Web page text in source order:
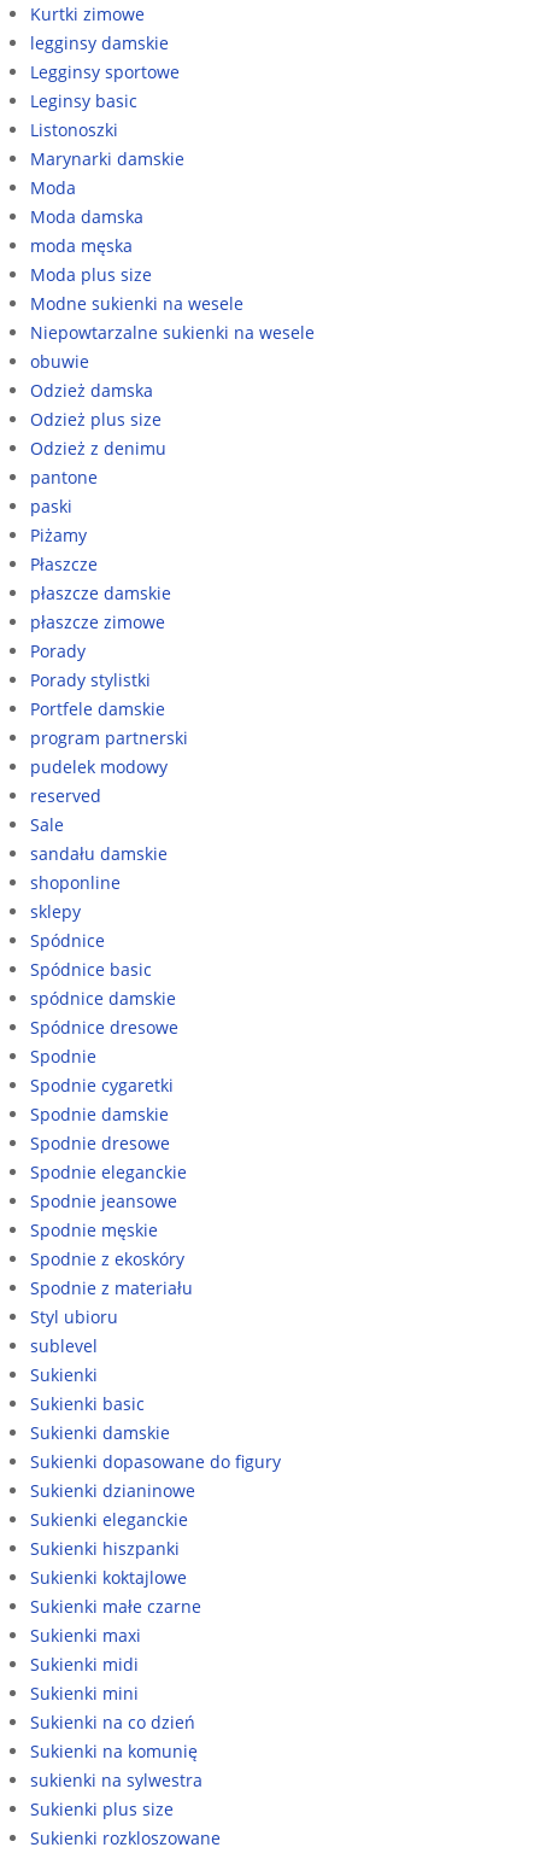
Kurtki zimowe
legginsy damskie
Legginsy sportowe
Leginsy basic
Listonoszki
Marynarki damskie
Moda
Moda damska
moda męska
Moda plus size
Modne sukienki na wesele
Niepowtarzalne sukienki na wesele
obuwie
Odzież damska
Odzież plus size
Odzież z denimu
pantone
paski
Piżamy
Płaszcze
płaszcze damskie
płaszcze zimowe
Porady
Porady stylistki
Portfele damskie
program partnerski
pudelek modowy
reserved
Sale
sandału damskie
shoponline
sklepy
Spódnice
Spódnice basic
spódnice damskie
Spódnice dresowe
Spodnie
Spodnie cygaretki
Spodnie damskie
Spodnie dresowe
Spodnie eleganckie
Spodnie jeansowe
Spodnie męskie
Spodnie z ekoskóry
Spodnie z materiału
Styl ubioru
sublevel
Sukienki
Sukienki basic
Sukienki damskie
Sukienki dopasowane do figury
Sukienki dzianinowe
Sukienki eleganckie
Sukienki hiszpanki
Sukienki koktajlowe
Sukienki małe czarne
Sukienki maxi
Sukienki midi
Sukienki mini
Sukienki na co dzień
Sukienki na komunię
sukienki na sylwestra
Sukienki plus size
Sukienki rozkloszowane